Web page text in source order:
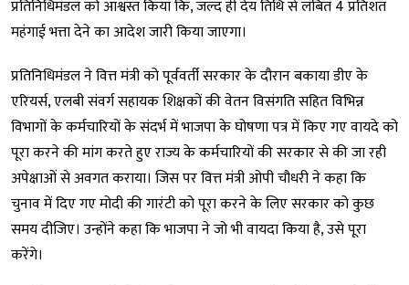
प्रतिनिधिमंडल को आश्वस्त किया कि, जल्द ही देय तिथि से लंबित 4 प्रतिशत
महंगाई भत्ता देने का आदेश जारी किया जाएगा।
प्रतिनिधिमंडल ने वित्त मंत्री को पूर्ववर्ती सरकार के दौरान बकाया डीए के
एरियर्स, एलबी संवर्ग सहायक शिक्षकों की वेतन विसंगति सहित विभिन्न
विभागों के कर्मचारियों के संदर्भ में भाजपा के घोषणा पत्र में किए गए वायदे को
पूरा करने की मांग करते हुए राज्य के कर्मचारियों की सरकार से की जा रही
अपेक्षाओं से अवगत कराया। जिस पर वित्त मंत्री ओपी चौधरी ने कहा कि
चुनाव में दिए गए मोदी की गारंटी को पूरा करने के लिए सरकार को कुछ
समय दीजिए। उन्होंने कहा कि भाजपा ने जो भी वायदा किया है, उसे पूरा
करेंगे।